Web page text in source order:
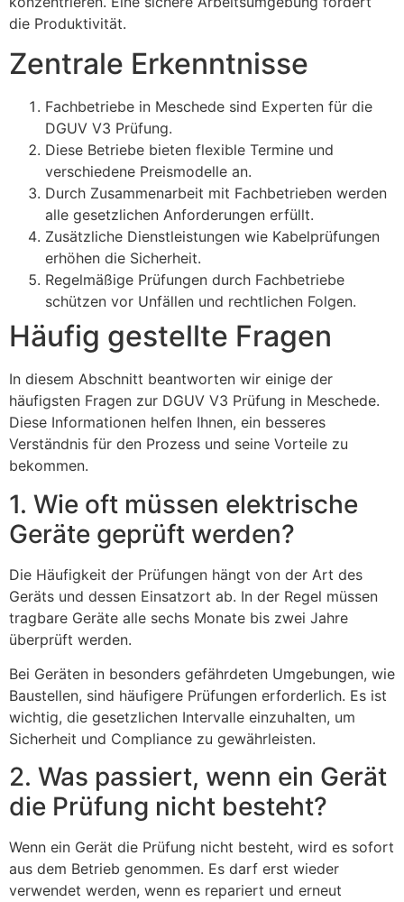
die Produktivität.
Zentrale Erkenntnisse
Fachbetriebe in Meschede sind Experten für die
DGUV V3 Prüfung.
Diese Betriebe bieten flexible Termine und
verschiedene Preismodelle an.
Durch Zusammenarbeit mit Fachbetrieben werden
alle gesetzlichen Anforderungen erfüllt.
Zusätzliche Dienstleistungen wie Kabelprüfungen
erhöhen die Sicherheit.
Regelmäßige Prüfungen durch Fachbetriebe
schützen vor Unfällen und rechtlichen Folgen.
Häufig gestellte Fragen
In diesem Abschnitt beantworten wir einige der
häufigsten Fragen zur DGUV V3 Prüfung in Meschede.
Diese Informationen helfen Ihnen, ein besseres
Verständnis für den Prozess und seine Vorteile zu
bekommen.
1. Wie oft müssen elektrische
Geräte geprüft werden?
Die Häufigkeit der Prüfungen hängt von der Art des
Geräts und dessen Einsatzort ab. In der Regel müssen
tragbare Geräte alle sechs Monate bis zwei Jahre
überprüft werden.
Bei Geräten in besonders gefährdeten Umgebungen, wie
Baustellen, sind häufigere Prüfungen erforderlich. Es ist
wichtig, die gesetzlichen Intervalle einzuhalten, um
Sicherheit und Compliance zu gewährleisten.
2. Was passiert, wenn ein Gerät
die Prüfung nicht besteht?
Wenn ein Gerät die Prüfung nicht besteht, wird es sofort
aus dem Betrieb genommen. Es darf erst wieder
verwendet werden, wenn es repariert und erneut